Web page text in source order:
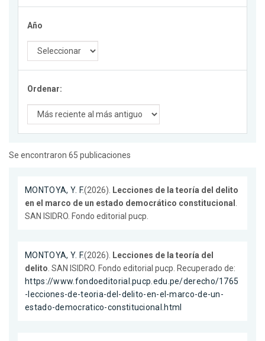
Año
Ordenar:
Se encontraron 65 publicaciones
MONTOYA, Y. F.(2026). Lecciones de la teoría del delito
en el marco de un estado democrático constitucional .
SAN ISIDRO. Fondo editorial pucp.
MONTOYA, Y. F.(2026). Lecciones de la teoría del
delito. SAN ISIDRO. Fondo editorial pucp. Recuperado de:
https://www.fondoeditorial.pucp.edu.pe/derecho/1765
-lecciones-de-teoria-del-delito-en-el-marco-de-un-
estado-democratico-constitucional.html